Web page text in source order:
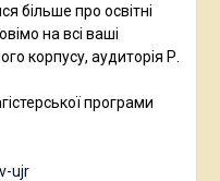
більше про освітні
на всі ваші
корпусу, аудиторія Р.
програми
ujr